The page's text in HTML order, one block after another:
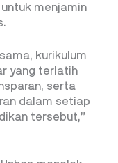
menjamin
kurikulum
yang terlatih
serta
dalam setiap
tersebut,”